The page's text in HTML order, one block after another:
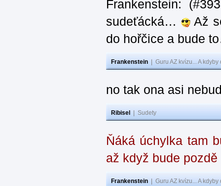
Frankenstein:
sudeťácká…
Až
do hořčice a bude
Frankenstein Guru AZ kvízu... A
no tak ona asi
Ribisel Sudety
Ňáká úchylka tam
až když bude pozdě
Frankenstein Guru AZ kvízu... A